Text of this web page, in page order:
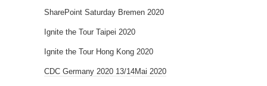
SharePoint Saturday Bremen 2020
Ignite the Tour Taipei 2020
Ignite the Tour Hong Kong 2020
CDC Germany 2020 13/14Mai 2020